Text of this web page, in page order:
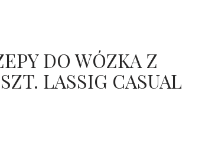
DO WÓZKA Z
LASSIG CASUAL